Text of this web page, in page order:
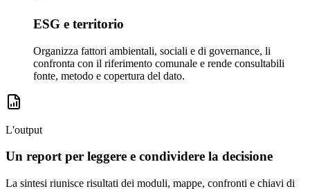
ESG e territorio
Organizza fattori ambientali, sociali e di governance, li
confronta con il riferimento comunale e rende consultabili
fonte, metodo e copertura del dato.
L'output
Un report per leggere e condividere la decisione
La sintesi riunisce risultati dei moduli, mappe, confronti e chiavi di